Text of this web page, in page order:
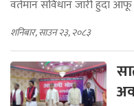
वर्तमान संविधान जारी हुँदा
शनिबार, साउन २३, २०८३